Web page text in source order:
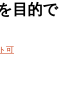
目的で
可